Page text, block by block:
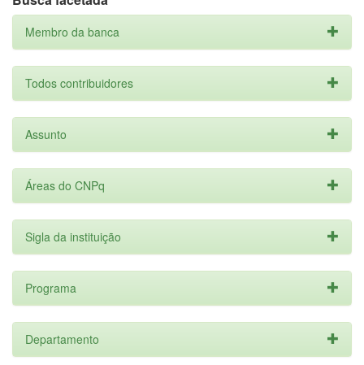
Membro da banca
Todos contribuidores
Assunto
Áreas do CNPq
Sigla da instituição
Programa
Departamento